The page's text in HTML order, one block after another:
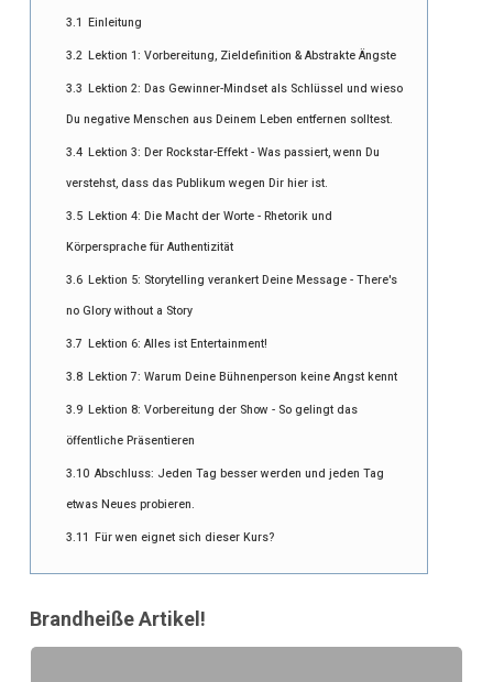
3.1 Einleitung
3.2 Lektion 1: Vorbereitung, Zieldefinition & Abstrakte Ängste
3.3 Lektion 2: Das Gewinner-Mindset als Schlüssel und wieso
Du negative Menschen aus Deinem Leben entfernen solltest.
3.4 Lektion 3: Der Rockstar-Effekt - Was passiert, wenn Du
verstehst, dass das Publikum wegen Dir hier ist.
3.5 Lektion 4: Die Macht der Worte - Rhetorik und
Körpersprache für Authentizität
3.6 Lektion 5: Storytelling verankert Deine Message - There's
no Glory without a Story
3.7 Lektion 6: Alles ist Entertainment!
3.8 Lektion 7: Warum Deine Bühnenperson keine Angst kennt
3.9 Lektion 8: Vorbereitung der Show - So gelingt das
öffentliche Präsentieren
3.10 Abschluss: Jeden Tag besser werden und jeden Tag
etwas Neues probieren.
3.11 Für wen eignet sich dieser Kurs?
Brandheiße Artikel!